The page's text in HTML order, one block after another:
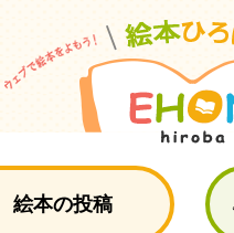
絵本の投稿